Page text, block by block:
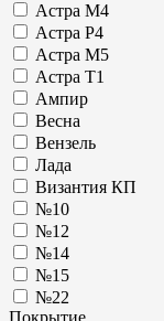
Астра М4
Астра Р4
Астра М5
Астра Т1
Ампир
Весна
Вензель
Лада
Византия КП
№10
№12
№14
№15
№22